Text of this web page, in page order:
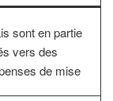
sont en partie
vers des
de mise